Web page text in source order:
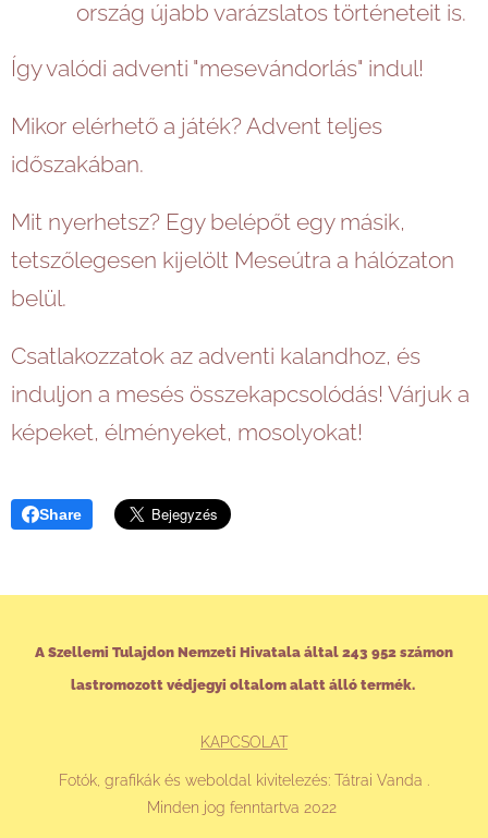
ország újabb varázslatos történeteit is.
Így valódi adventi "mesevándorlás" indul!
Mikor elérhető a játék? Advent teljes
időszakában.
Mit nyerhetsz? Egy belépőt egy másik,
tetszőlegesen kijelölt Meseútra a hálózaton
belül.
Csatlakozzatok az adventi kalandhoz, és
induljon a mesés összekapcsolódás! Várjuk a
képeket, élményeket, mosolyokat!
Share
A Szellemi Tulajdon Nemzeti Hivatala által 243 952 számon
lastromozott védjegyi oltalom alatt álló termék.
KAPCSOLAT
Fotók, grafikák és weboldal kivitelezés: Tátrai Vanda .
Minden jog fenntartva 2022